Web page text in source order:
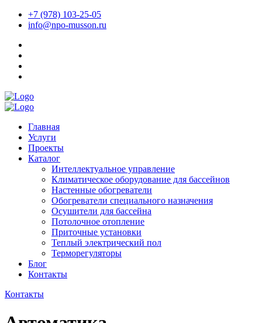
+7 (978) 103-25-05
info@npo-musson.ru
Главная
Услуги
Проекты
Каталог
Интеллектуальное управление
Климатическое оборудование для бассейнов
Настенные обогреватели
Обогреватели специального назначения
Осушители для бассейна
Потолочное отопление
Приточные установки
Теплый электрический пол
Терморегуляторы
Блог
Контакты
Контакты